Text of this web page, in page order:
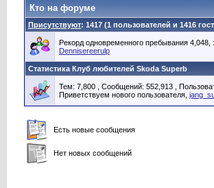
Кто на форуме
Присутствуют: 1417 (1 пользователей и 1416
Рекорд одновременного пребывания 4,048,
Dennisereerulp
Статистика Клуб любителей Skoda Superb
Тем: 7,800 , Сообщений: 552,913 ,
Приветствуем нового пользователя,
Есть новые сообщения
Нет новых сообщений